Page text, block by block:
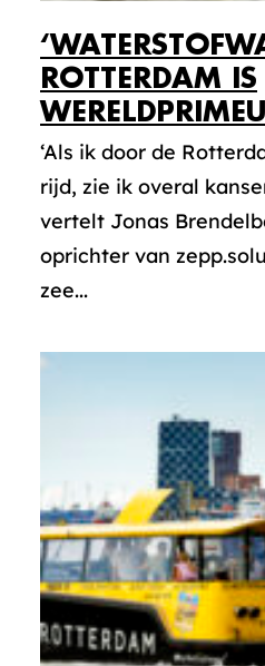
ROTTERDAM IS
‘Als ik door de
rijd, zie ik overal
vertelt Jonas
oprichter van
zee...